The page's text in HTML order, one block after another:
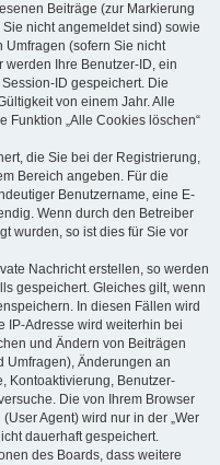
Beiträge (zur Markierung
nicht angemeldet sind) sowie
Umfragen (sofern Sie nicht
Ihre Benutzer-ID, ein
ID gespeichert. Die
von einem Jahr. Alle
Funktion „Alle Cookies löschen“
die Sie bei der Registrierung,
Bereich angeben. Für die
Benutzername, eine E-
Wenn durch den Betreiber
wurden, so ist dies für Sie vor
Nachricht erstellen, so werden
gespeichert. Gleiches gilt, wenn
In diesen Fällen wird
IP-Adresse wird weiterhin bei
und Ändern von Beiträgen
Umfragen), Änderungen an
Kontoaktivierung, Benutzer-
Die von Ihrem Browser
Agent) wird nur in der „Wer
dauerhaft gespeichert.
des Boards, dass weitere